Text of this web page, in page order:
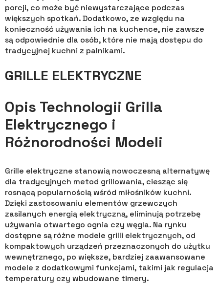
porcji, co może być niewystarczające podczas
większych spotkań. Dodatkowo, ze względu na
konieczność używania ich na kuchence, nie zawsze
są odpowiednie dla osób, które nie mają dostępu do
tradycyjnej kuchni z palnikami.
GRILLE ELEKTRYCZNE
Opis Technologii Grilla
Elektrycznego i
Różnorodności Modeli
Grille elektryczne stanowią nowoczesną alternatywę
dla tradycyjnych metod grillowania, ciesząc się
rosnącą popularnością wśród miłośników kuchni.
Dzięki zastosowaniu elementów grzewczych
zasilanych energią elektryczną, eliminują potrzebę
używania otwartego ognia czy węgla. Na rynku
dostępne są różne modele grilli elektrycznych, od
kompaktowych urządzeń przeznaczonych do użytku
wewnętrznego, po większe, bardziej zaawansowane
modele z dodatkowymi funkcjami, takimi jak regulacja
temperatury czy wbudowane timery.